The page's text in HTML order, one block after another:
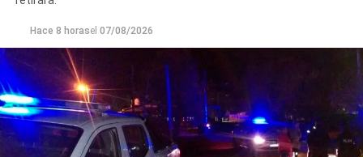
Hace 8 horasel 07/08/2026